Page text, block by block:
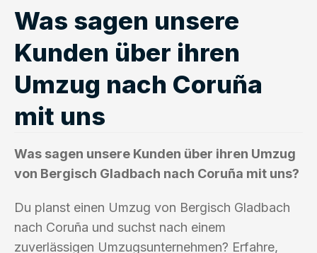
Was sagen unsere
Kunden über ihren
Umzug nach Coruña
mit uns
Was sagen unsere Kunden über ihren Umzug
von Bergisch Gladbach nach Coruña mit uns?
Du planst einen Umzug von Bergisch Gladbach
nach Coruña und suchst nach einem
zuverlässigen Umzugsunternehmen? Erfahre,